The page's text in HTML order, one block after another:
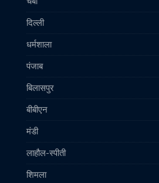
दिल्ली
धर्मशाला
पंजाब
बिलासपुर
बीबीएन
मंडी
लाहौल-स्पीती
शिमला